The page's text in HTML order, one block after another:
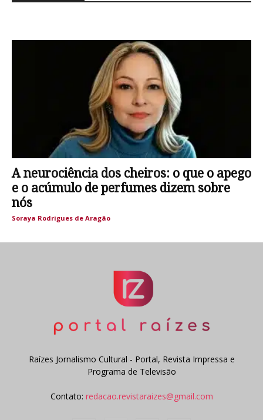
A neurociência dos cheiros: o que o apego
e o acúmulo de perfumes dizem sobre
nós
Soraya Rodrigues de Aragão
Raízes Jornalismo Cultural - Portal, Revista Impressa e
Programa de Televisão
Contato: redacao.revistaraizes@gmail.com